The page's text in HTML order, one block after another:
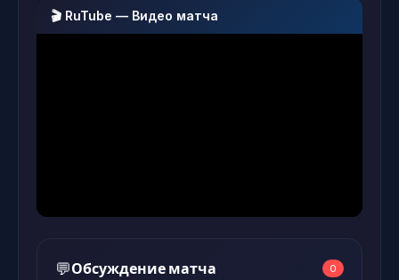
🎬 RuTube — Видео матча
💬Обсуждение матча 0